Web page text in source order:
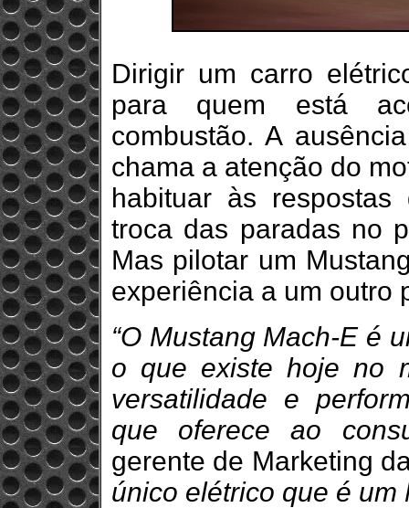
Dirigir um carro
para quem está
combustão. A
chama a atenção do
habituar às
troca das paradas no
Mas pilotar um
experiência a um outro
“O Mustang Mach-E é
o que existe hoje no
versatilidade e
que oferece ao
gerente de Marketing
único elétrico que é um